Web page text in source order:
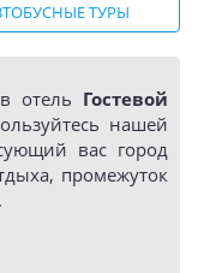
ТУРЫ
отель Гостевой
нашей
вас город
промежуток